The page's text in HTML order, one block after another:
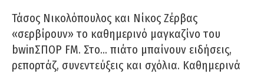
Τάσος Νικολόπουλος και Νίκος Ζέρβας
«σερβίρουν» το καθημερινό μαγκαζίνο του
bwinΣΠΟΡ FM. Στο… πιάτο μπαίνουν ειδήσεις,
ρεπορτάζ, συνεντεύξεις και σχόλια. Καθημερινά